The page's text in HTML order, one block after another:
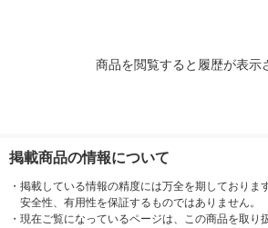
商品を閲覧すると履歴が表示
掲載商品の情報について
・ 掲載している情報の精度には万全を期しておりま
安全性、有用性を保証するものではありません。
・ 現在ご覧になっているページは、この商品を取り